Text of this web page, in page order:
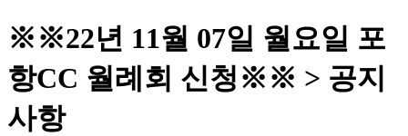
※※22년 11월 07일 월요일 포
항CC 월례회 신청※※ > 공지
사항